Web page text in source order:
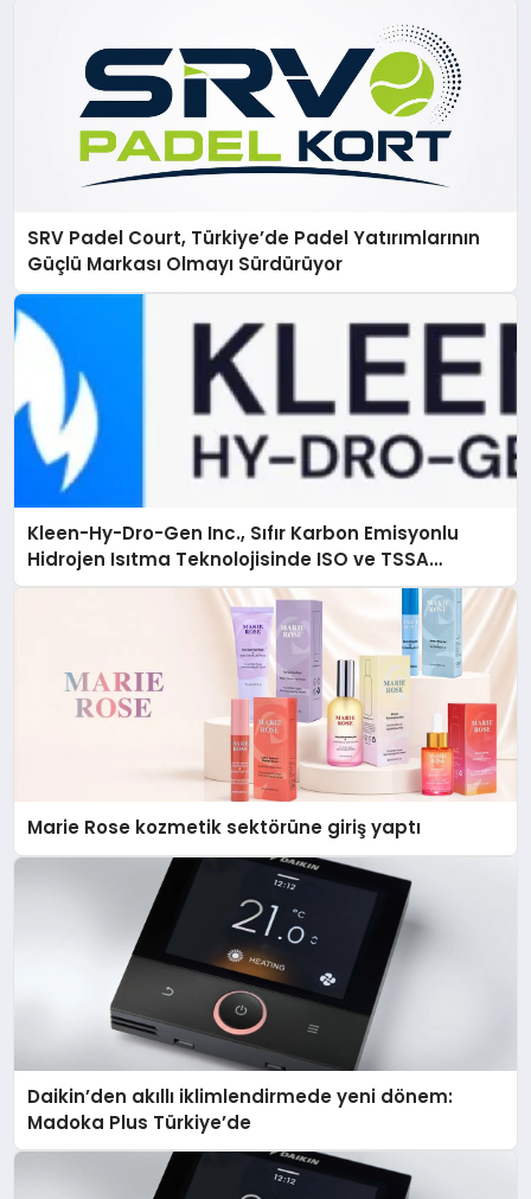
SRV Padel Court, Türkiye’de Padel Yatırımlarının
Güçlü Markası Olmayı Sürdürüyor
Kleen-Hy-Dro-Gen Inc., Sıfır Karbon Emisyonlu
Hidrojen Isıtma Teknolojisinde ISO ve TSSA
Düzenleyici Onaylarını Aldı
Marie Rose kozmetik sektörüne giriş yaptı
Daikin’den akıllı iklimlendirmede yeni dönem:
Madoka Plus Türkiye’de